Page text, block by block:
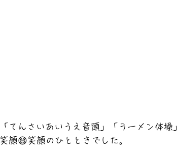
「てんさいあいうえ音頭」「ラーメン体操」
笑顔😄笑顔のひとときでした。